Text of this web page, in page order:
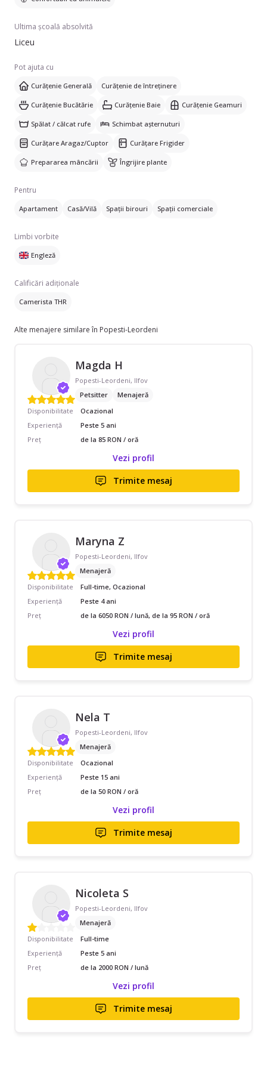
Ultima școală absolvită
Liceu
Pot ajuta cu
Curățenie Generală Curățenie de întreținere
Curățenie Bucătărie Curățenie Baie Curățenie Geamuri
Spălat / călcat rufe Schimbat așternuturi
Curățare Aragaz/Cuptor Curățare Frigider
Prepararea mâncării Îngrijire plante
Pentru
Apartament Casă/Vilă Spații birouri Spații comerciale
Limbi vorbite
Engleză
Calificări adiționale
Camerista THR
Alte menajere similare în Popesti-Leordeni
Magda H
Popesti-Leordeni, Ilfov
Petsitter
Menajeră
Disponibilitate
Ocazional
Experiență
Peste 5 ani
Preț
de la 85 RON / oră
Vezi profil
Trimite mesaj
Maryna Z
Popesti-Leordeni, Ilfov
Menajeră
Disponibilitate
Full-time, Ocazional
Experiență
Peste 4 ani
Preț
de la 6050 RON / lună, de la 95 RON / oră
Vezi profil
Trimite mesaj
Nela T
Popesti-Leordeni, Ilfov
Menajeră
Disponibilitate
Ocazional
Experiență
Peste 15 ani
Preț
de la 50 RON / oră
Vezi profil
Trimite mesaj
Nicoleta S
Popesti-Leordeni, Ilfov
Menajeră
Disponibilitate
Full-time
Experiență
Peste 5 ani
Preț
de la 2000 RON / lună
Vezi profil
Trimite mesaj